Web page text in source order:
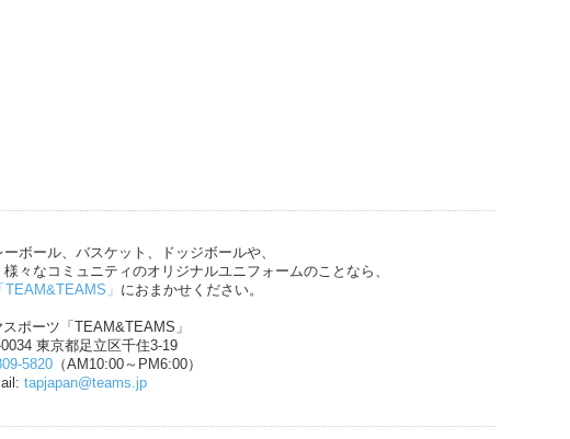
ボール、バスケット、ドッジボールや、
々なコミュニティのオリジナルユニフォームのことなら、
「TEAM&TEAMS」 におまかせください。
ポーツ「TEAM&TEAMS」
東京都足立区千住3-19
5820（AM10:00～PM6:00）
tapjapan@teams.jp